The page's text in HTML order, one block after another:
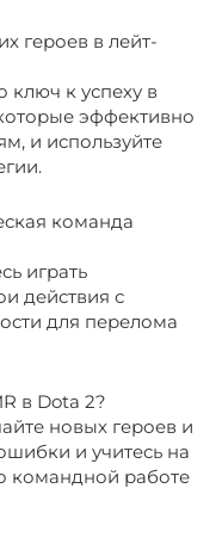
героев в лейт-
ключ к успеху в
эффективно
и используйте
команда
играть
действия с
для перелома
в Dota 2?
новых героев и
и учитесь на
командной работе